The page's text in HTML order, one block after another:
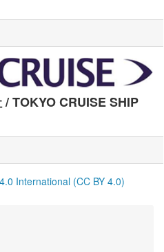
TOKYO CRUISE SHIP
International (CC BY 4.0)